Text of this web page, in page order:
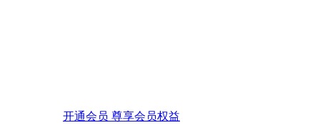
开通会员 尊享会员权益